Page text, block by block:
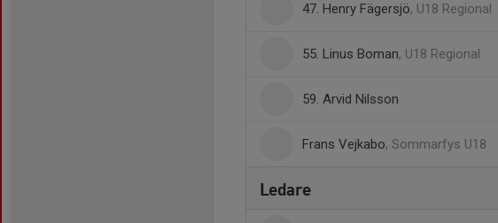
47. Henry Fägersjö, U18 Regional
55. Linus Boman, U18 Regional
59. Arvid Nilsson
Frans Vejkabo, Sommarfys U18
Ledare